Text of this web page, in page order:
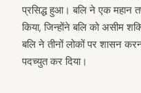
प्रसिद्ध हुआ। बलि ने एक महान
किया, जिन्होंने बलि को असीम
बलि ने तीनों लोकों पर शासन
पदच्युत कर दिया।